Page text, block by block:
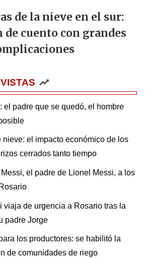
de la nieve en el sur:
de cuento con grandes
el padre que se quedó, el hombre
nieve: el impacto económico de los
cerrados tanto tiempo
el padre de Lionel Messi, a los
viaja de urgencia a Rosario tras la
padre Jorge
los productores: se habilitó la
de comunidades de riego